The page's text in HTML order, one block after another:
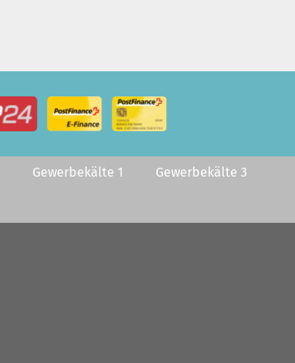
Gewerbekälte 1 Gewerbekälte 3